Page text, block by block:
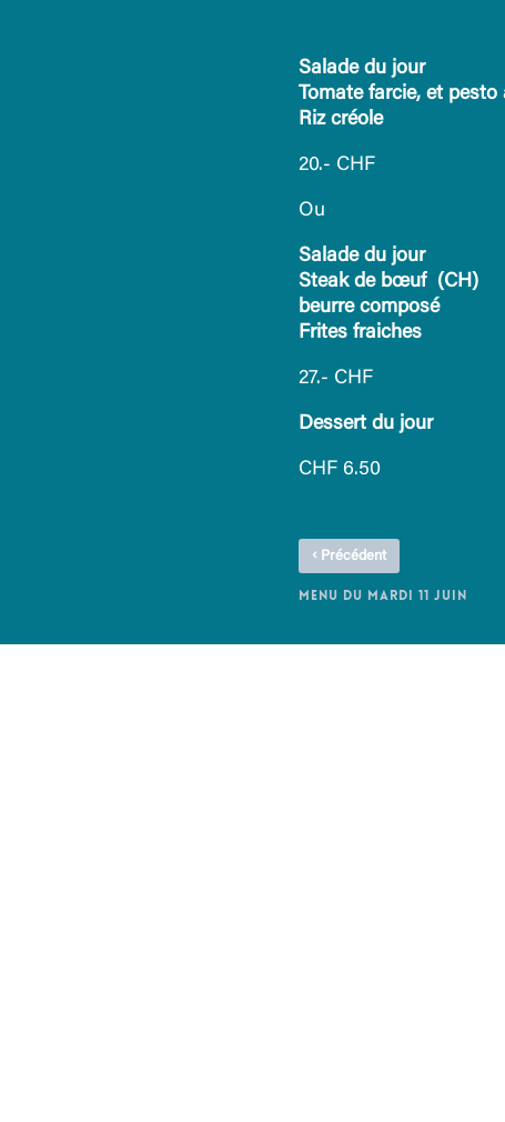
Salade du jour
Tomate farcie, et
Riz créole
20.- CHF
Ou
Salade du jour
Steak de bœuf (CH)
beurre composé
Frites fraiches
27.- CHF
Dessert du jour
CHF 6.50
‹ Précédent
MENU DU MARDI 11 JUIN